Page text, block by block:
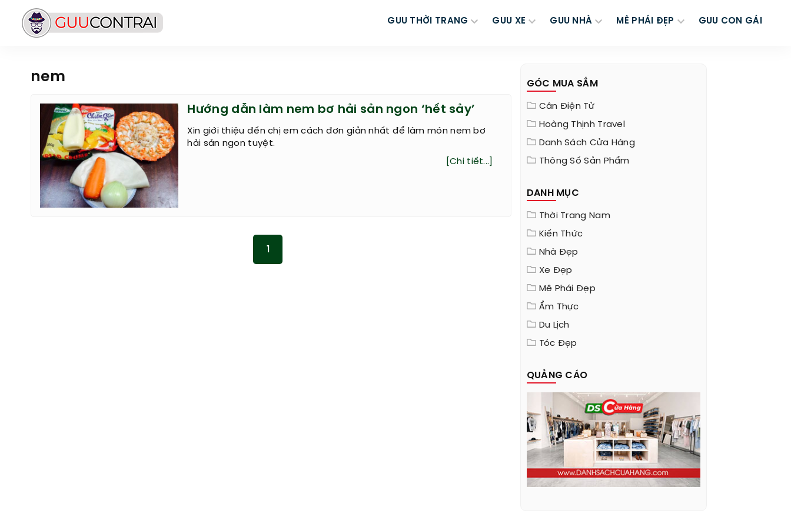
GUU THỜI TRANG GUU XE GUU NHÀ MÊ PHÁI ĐẸP GUU CON GÁI
nem
Hướng dẫn làm nem bơ hải sản ngon ‘hết sảy’
Xin giới thiệu đến chị em cách đơn giản nhất để làm món nem bơ
hải sản ngon tuyệt.
[Chi tiết...]
GÓC MUA SẮM
Cân Điện Tử
Hoàng Thịnh Travel
Danh Sách Cửa Hàng
Thông Số Sản Phẩm
DANH MỤC
Thời Trang Nam
Kiến Thức
Nhà Đẹp
Xe Đẹp
Mê Phái Đẹp
Ẩm Thực
Du Lịch
Tóc Đẹp
QUẢNG CÁO